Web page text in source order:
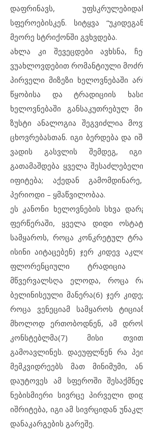
დაფრინავს,
სფეროებისკენ. სიტყვა
მეორე სტრიქონში გვხვდება.
ახლა კი შევეცდები ავხსნა,
ვუახლოვდებით რომანტიული
პირველი მიზეზი ხელოვნებაში
წყობისა და ტრადიციის
ხელოვნებაში განსაკუთრებულ
ზუსტი ანალოგია შეგვიძლია
ცხოვრებასთან. იგი ბერდება და
ვადის გასვლის შემდეგ,
გათამაშდება ყველა
იფიტება; აქედან
პერიოდი – ყმაწვილობაა.
ეს კანონი ხელოვნების სხვა
ფერწერაში, ყველა დიდი
სამყაროს, როცა კონკრეტულ
ისინი აიტაცებენ) ჯერ კიდევ
ფლორენციული ტრადიცია
მწვერვალსღა ელოდა, როცა
ბელინისეული მანერა(6) ჯერ
როცა ვენეციამ სამყაროს
მხოლოდ ერთობოდნენ, ამ
კონსტებლმა(7) მისი
გამოავლინეს. დაეუფლნენ რა
მემკვიდრეებს მათ მინიმუმი,
დაუტოვეს ამ სფეროში
ნებისმიერი სივრცე პირველი
იშრიტება, იგი ამ სივრციდან
დანაკარგების გარეშე.